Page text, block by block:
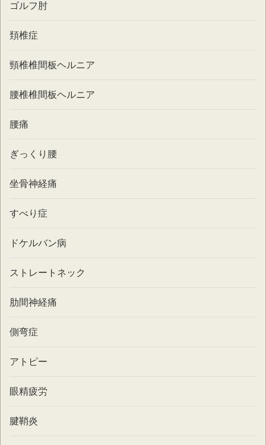
ゴルフ肘
頚椎症
頸椎椎間板ヘルニア
腰椎椎間板ヘルニア
腰痛
ぎっくり腰
坐骨神経痛
すべり症
ドケルバン病
ストレートネック
肋間神経痛
側弯症
アトピー
眼精疲労
腱鞘炎